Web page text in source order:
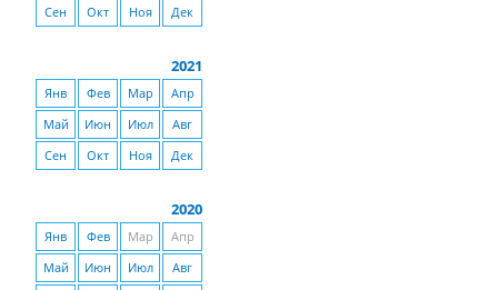
Сен Окт Ноя Дек
2021
Янв Фев Мар
Апр
Май
Июн Июл
Авг
Сен
Окт Ноя Дек
2020
Янв Фев Мар
Апр
Май
Июн Июл
Авг